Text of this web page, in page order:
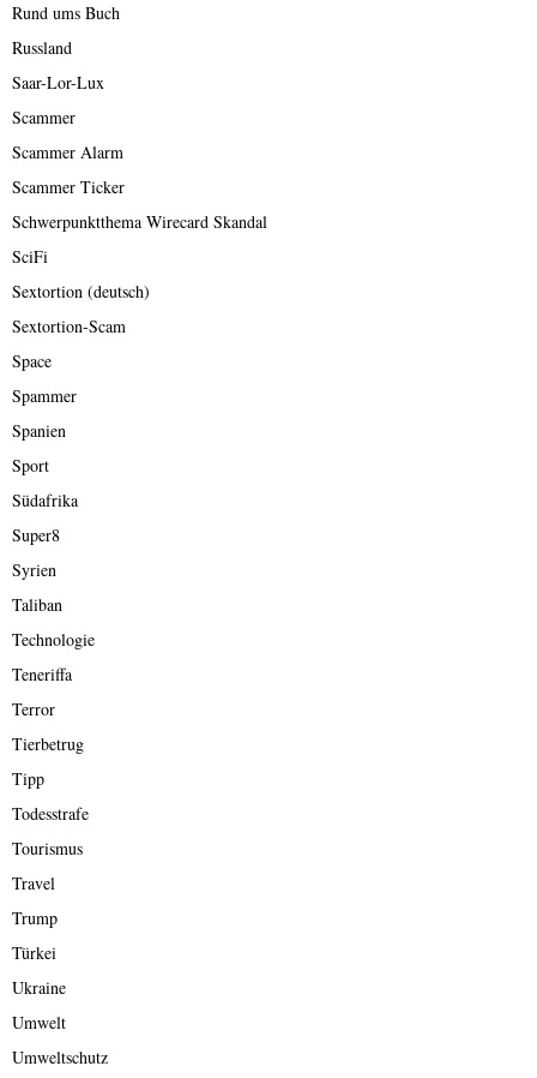
Rund ums Buch
Russland
Saar-Lor-Lux
Scammer
Scammer Alarm
Scammer Ticker
Schwerpunktthema Wirecard Skandal
SciFi
Sextortion (deutsch)
Sextortion-Scam
Space
Spammer
Spanien
Sport
Südafrika
Super8
Syrien
Taliban
Technologie
Teneriffa
Terror
Tierbetrug
Tipp
Todesstrafe
Tourismus
Travel
Trump
Türkei
Ukraine
Umwelt
Umweltschutz